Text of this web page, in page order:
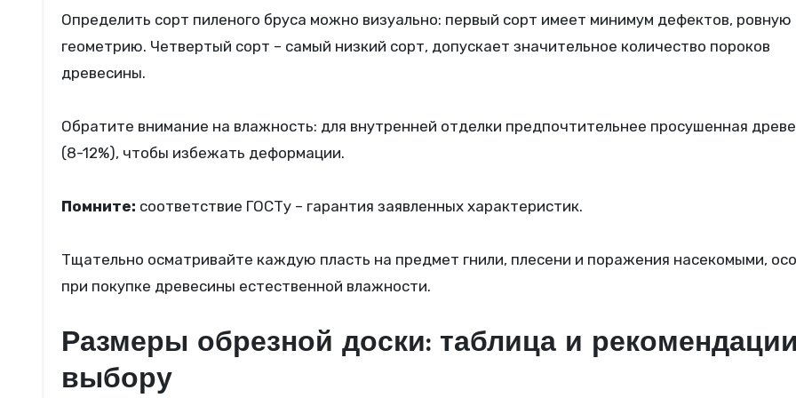
Определить сорт пиленого бруса можно визуально: первый сорт имеет минимум дефектов, ровную
геометрию. Четвертый сорт – самый низкий сорт, допускает значительное количество пороков
древесины.
Обратите внимание на влажность: для внутренней отделки предпочтительнее просушенная
(8-12%), чтобы избежать деформации.
Помните: соответствие ГОСТу – гарантия заявленных характеристик.
Тщательно осматривайте каждую пласть на предмет гнили, плесени и поражения насекомыми,
при покупке древесины естественной влажности.
Размеры обрезной доски: таблица и
выбору